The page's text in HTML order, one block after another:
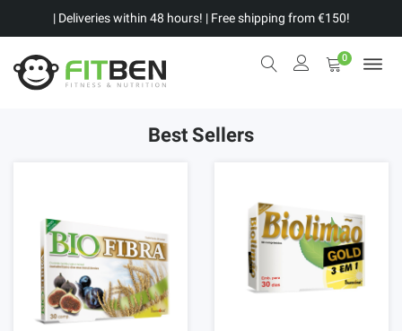
| Deliveries within 48 hours! | Free shipping from €150!
0
Best Sellers